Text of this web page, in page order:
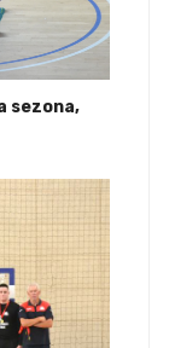
sezona,